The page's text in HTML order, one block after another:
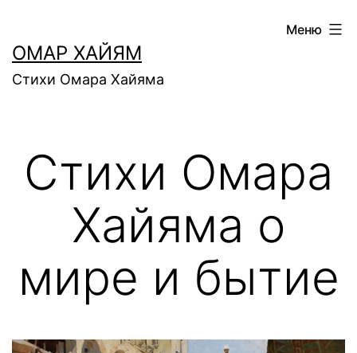
содержимому
ОМАР ХАЙЯМ
Стихи Омара Хайяма
Меню
Стихи Омара
Хайяма о
мире и бытие